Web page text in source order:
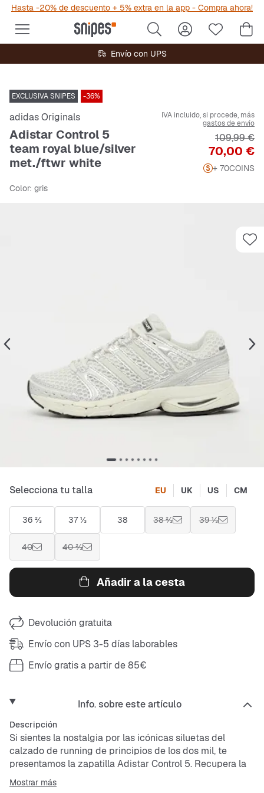
Hasta -20% de descuento + 5% extra en la app - Compra ahora!
Envío con UPS
EXCLUSIVA SNIPES -36%
adidas Originals
Adistar Control 5
team royal blue/silver
met./ftwr white
IVA incluido, si procede, más
gastos de envío
Precio
70,00 €
Precio
109,99 €
+ 70COINS
Color: gris
Selecciona tu talla EU UK US CM
36 ⅔ 37 ⅓ 38 38 ⅔ 39 ⅓
40 40 ⅔
Añadir a la cesta
Devolución gratuita
Envío con UPS 3-5 días laborables
Envío gratis a partir de 85€
Info. sobre este artículo
Descripción
Si sientes la nostalgia por las icónicas siluetas del
calzado de running de principios de los dos mil, te
presentamos la zapatilla Adistar Control 5. Recupera la
esencia de Originals y la traslada a las calles,
combinando el estilo retro con los detalles modernos.
Mostrar más